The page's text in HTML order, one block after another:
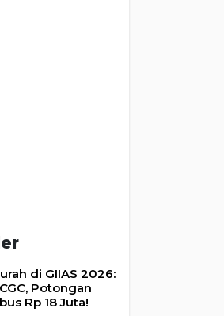
di GIIAS 2026:
Potongan
Rp 18 Juta!